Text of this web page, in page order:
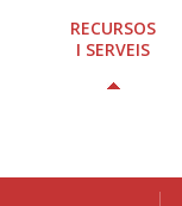
RECURSOS
I SERVEIS